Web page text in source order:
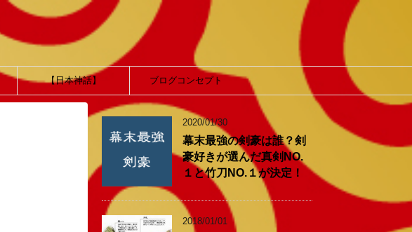
【日本神話】 ブログコンセプト
2020/01/30
幕末最強の剣豪は誰？剣
豪好きが選んだ真剣NO.
１と竹刀NO.１が決定！
2018/01/01